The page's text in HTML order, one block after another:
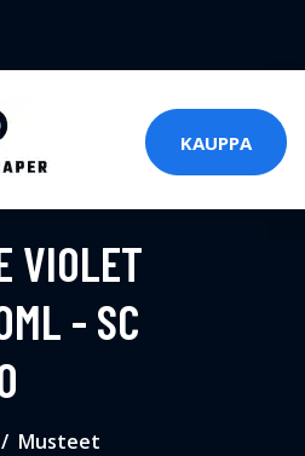
KAUPPA
VIOLET
- SC
Musteet